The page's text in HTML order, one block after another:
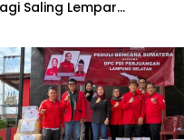
Saling Lempar